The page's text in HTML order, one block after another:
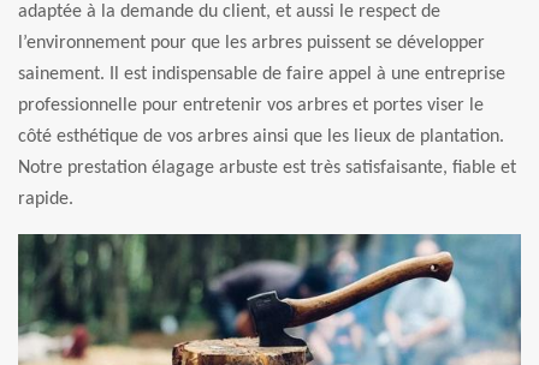
adaptée à la demande du client, et aussi le respect de
l’environnement pour que les arbres puissent se développer
sainement. Il est indispensable de faire appel à une entreprise
professionnelle pour entretenir vos arbres et portes viser le
côté esthétique de vos arbres ainsi que les lieux de plantation.
Notre prestation élagage arbuste est très satisfaisante, fiable et
rapide.